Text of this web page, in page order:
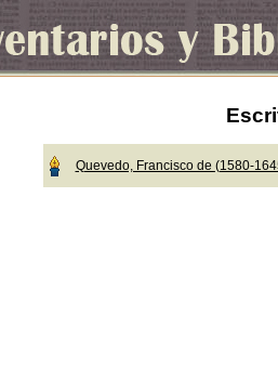
Quevedo, Francisco de (1580-